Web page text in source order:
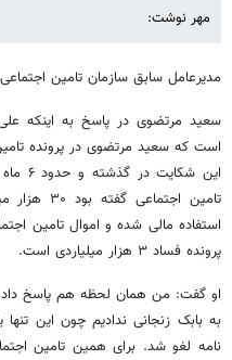
مهر نوشت:
مدیرعامل سابق سازمان تامین
سعید مرتضوی در پاسخ به اینکه علی
است که سعید مرتضوی در پرونده
این
تامین
پرونده فساد ۳ هزار میلیاردی است.
او گفت: من همان لحظه هم پاسخ
به بابک زنجانی ندادیم چون این
نامه لغو شد. برای همین تامین